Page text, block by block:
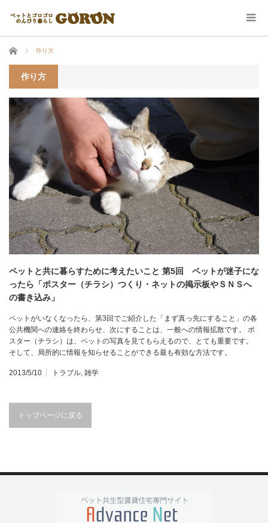
ホーム 作り方
作り方
ペットと共に暮らすために考えたいこと 第5回 ペットが迷子にな
ったら「ポスター（チラシ）つくり・ネットの掲示板やＳＮＳへ
の書き込み」
ペットがいなくなったら、第3回でご紹介した「まず真っ先にすること」の各
公共機関への連絡を終わらせ、次にすることは、一般への情報拡散です。 ポ
スター（チラシ）は、ペットの写真を見てもらえるので、とても重要です。
そして、局所的に情報を知らせることができる最も有効な方法です。
2013/5/10 トラブル, 雑学
トップページに戻る